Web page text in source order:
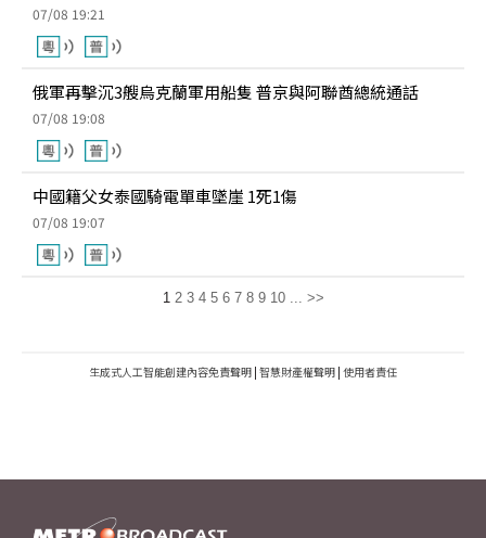
07/08 19:21
俄軍再擊沉3艘烏克蘭軍用船隻 普京與阿聯酋總統通話
07/08 19:08
中國籍父女泰國騎電單車墜崖 1死1傷
07/08 19:07
1 2 3 4 5 6 7 8 9 10 ... >>
生成式人工智能創建內容免責聲明 | 智慧財產權聲明 | 使用者責任